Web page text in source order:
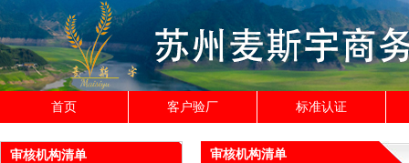
首页 客户验厂 标准认证
审核机构清单 审核机构清单